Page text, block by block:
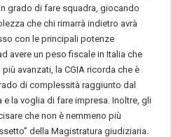
grado di fare squadra, giocando
che chi rimarrà indietro avrà
con le principali potenze
avere un peso fiscale in Italia che
avanzati, la CGIA ricorda che è
di complessità raggiunto dal
la voglia di fare impresa. Inoltre, gli
che non è nemmeno più
della Magistratura giudiziaria.